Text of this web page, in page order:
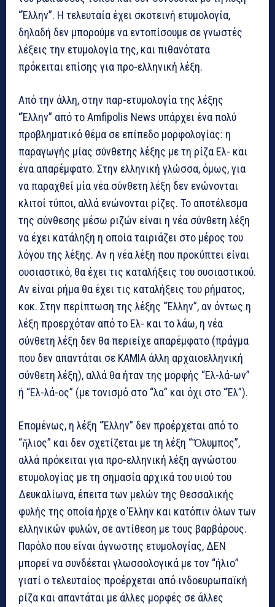
“Έλλην”. Η τελευταία έχει σκοτεινή ετυμολογία,
δηλαδή δεν μπορούμε να εντοπίσουμε σε γνωστές
λέξεις την ετυμολογία της, και πιθανότατα
πρόκειται επίσης για προ-ελληνική λέξη.
Από την άλλη, στην παρ-ετυμολογία της λέξης
“Έλλην” από το Amfipolis News υπάρχει ένα πολύ
προβληματικό θέμα σε επίπεδο μορφολογίας: η
παραγωγής μίας σύνθετης λέξης με τη ρίζα Ελ- και
ένα απαρέμφατο. Στην ελληνική γλώσσα, όμως, για
να παραχθεί μία νέα σύνθετη λέξη δεν ενώνονται
κλιτοί τύποι, αλλά ενώνονται ρίζες. Το αποτέλεσμα
της σύνθεσης μέσω ριζών είναι η νέα σύνθετη λέξη
να έχει κατάληξη η οποία ταιριάζει στο μέρος του
λόγου της λέξης. Αν η νέα λέξη που προκύπτει είναι
ουσιαστικό, θα έχει τις καταλήξεις του ουσιαστικού.
Αν είναι ρήμα θα έχει τις καταλήξεις του ρήματος,
κοκ. Στην περίπτωση της λέξης “Έλλην”, αν όντως η
λέξη προερχόταν από το Ελ- και το λάω, η νέα
σύνθετη λέξη δεν θα περιείχε απαρέμφατο (πράγμα
που δεν απαντάται σε ΚΑΜΙΑ άλλη αρχαιοελληνική
σύνθετη λέξη), αλλά θα ήταν της μορφής “Ελ-λά-ων”
ή “Ελ-λά-ος” (με τονισμό στο “λα” και όχι στο “Έλ”).
Επομένως, η λέξη “Έλλην” δεν προέρχεται από το
“ἥλιος” και δεν σχετίζεται με τη λέξη “Ὄλυμπος”,
αλλά πρόκειται για προ-ελληνική λέξη αγνώστου
ετυμολογίας με τη σημασία αρχικά του υιού του
Δευκαλίωνα, έπειτα των μελών της Θεσσαλικής
φυλής της οποία ήρχε ο Έλλην και κατόπιν όλων των
ελληνικών φυλών, σε αντίθεση με τους βαρβάρους.
Παρόλο που είναι άγνωστης ετυμολογίας, ΔΕΝ
μπορεί να συνδέεται γλωσσολογικά με τον “ήλιο”
γιατί ο τελευταίος προέρχεται από ινδοευρωπαϊκή
ρίζα και απαντάται με άλλες μορφές σε άλλες